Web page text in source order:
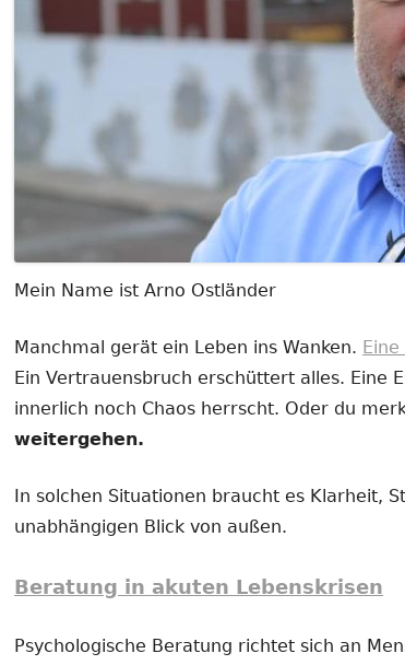
Mein Name ist Arno Ostländer
Manchmal gerät ein Leben ins Wanken.
Ein Vertrauensbruch erschüttert alles. Eine
innerlich noch Chaos herrscht. Oder du
weitergehen.
In solchen Situationen braucht es Klarheit,
unabhängigen Blick von außen.
Beratung in akuten Lebenskrisen
Psychologische Beratung richtet sich an